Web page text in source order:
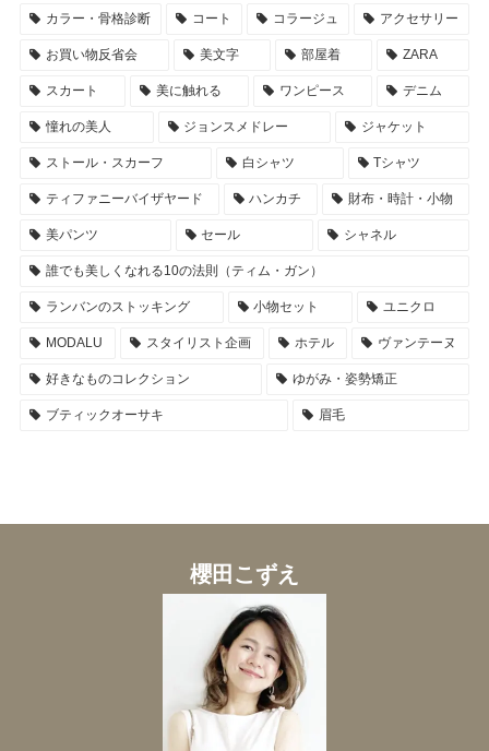
カラー・骨格診断 コート コラージュ アクセサリー
お買い物反省会 美文字 部屋着 ZARA
スカート 美に触れる ワンピース デニム
憧れの美人 ジョンスメドレー ジャケット
ストール・スカーフ 白シャツ Tシャツ
ティファニーバイザヤード ハンカチ 財布・時計・小物
美パンツ セール シャネル
誰でも美しくなれる10の法則（ティム・ガン）
ランバンのストッキング 小物セット ユニクロ
MODALU スタイリスト企画 ホテル ヴァンテーヌ
好きなものコレクション ゆがみ・姿勢矯正
ブティックオーサキ 眉毛
櫻田こずえ